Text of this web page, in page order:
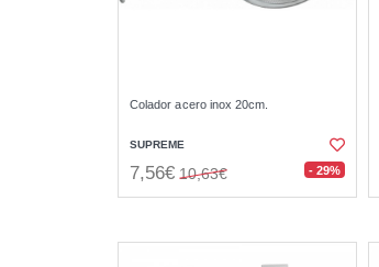
Colador acero inox 20cm.
SUPREME
7,56€ 10,63€ - 29%